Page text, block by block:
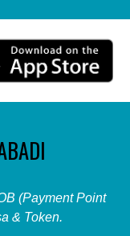
(Payment Point
& Token.